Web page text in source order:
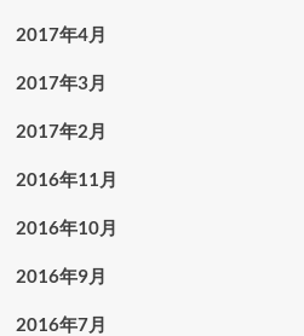
2017年4月
2017年3月
2017年2月
2016年11月
2016年10月
2016年9月
2016年7月